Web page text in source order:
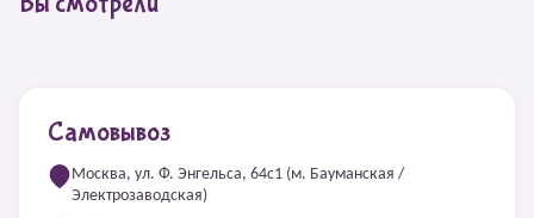
Самовывоз
Москва, ул. Ф. Энгельса, 64с1 (м. Бауманская /
Электрозаводская)